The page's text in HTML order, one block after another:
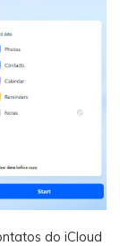
do iCloud